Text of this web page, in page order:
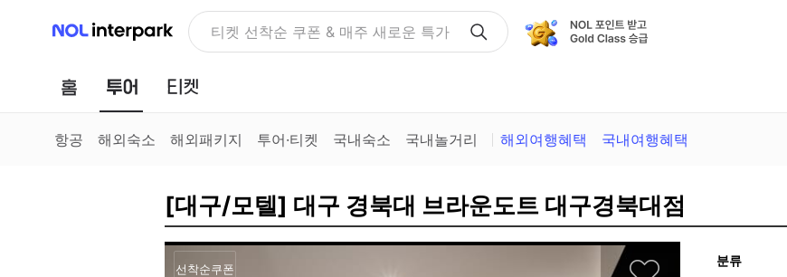
NOL 인터파크 티켓 선착순 쿠폰 & 매주 새로운 특가
홈 투어
항공 해외숙소 해외패키지 투어·티켓 국내숙소 국내놀거리 해외여행혜택 국내여행혜택
[대구/모텔] 대구 경북대 브라운도트 대구경북대점
선착순쿠폰
분류